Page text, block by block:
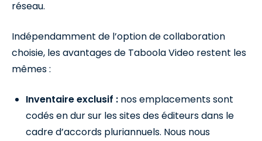
réseau.
Indépendamment de l’option de collaboration
choisie, les avantages de Taboola Video restent les
mêmes :
Inventaire exclusif : nos emplacements sont
codés en dur sur les sites des éditeurs dans le
cadre d’accords pluriannuels. Nous nous